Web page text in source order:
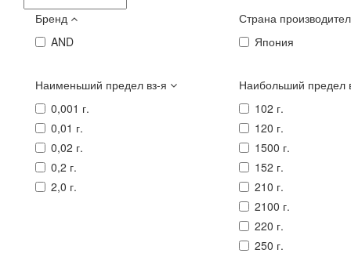
Бренд
AND
Страна
Япония
Наименьший предел вз-я
0,001 г.
0,01 г.
0,02 г.
0,2 г.
2,0 г.
Наибольший предел
102 г.
120 г.
1500 г.
152 г.
210 г.
2100 г.
220 г.
250 г.